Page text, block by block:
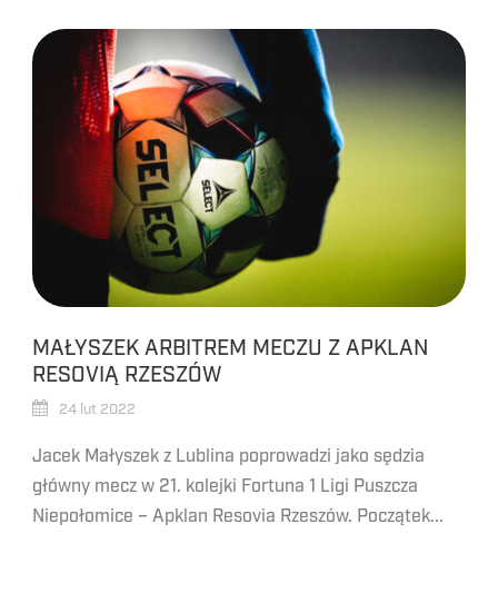
MAŁYSZEK ARBITREM MECZU Z APKLAN
RESOVIĄ RZESZÓW
24 lut 2022
Jacek Małyszek z Lublina poprowadzi jako sędzia
główny mecz w 21. kolejki Fortuna 1 Ligi Puszcza
Niepołomice – Apklan Resovia Rzeszów. Początek...